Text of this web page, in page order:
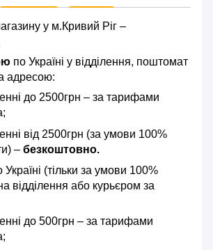
у м.Кривий Ріг –
по Україні у відділення, поштомат
адресою:
до 2500грн – за тарифами
від 2500грн (за умови 100%
– безкоштовно.
Україні (тільки за умови 100%
відділення або курьєром за
до 500грн – за тарифами